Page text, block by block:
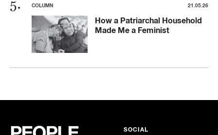
COLUMN 21.05.26
How a Patriarchal Household
Made Me a Feminist
SOCIAL